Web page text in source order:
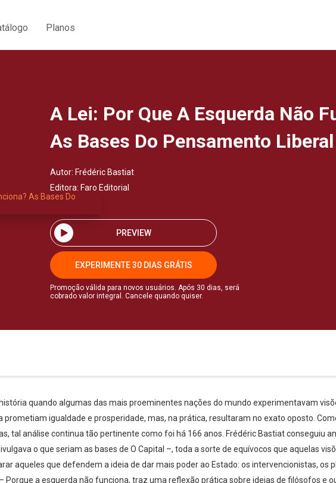
Planos
A Lei: Por Que A Esquerda Não
As Bases Do Pensamento Liberal
Autor: Frédéric Bastiat
Editora: Faro Editorial
PREVIEW
EXPERIMENTE 30 DIAS GRÁTIS
Promoção válida para novos usuários. Após 30 dias, será
cobrado valor integral. Cancele quando quiser.
quando algumas das mais proeminentes nações do mundo experimentavam
prometiam igualdade e prosperidade, mas, na prática, resultaram no exato oposto.
tal análise continua tão pertinente como foi há 166 anos. Frédéric Bastiat conseguiu
o que seriam as bases de O Capital –, toda a sorte de equívocos que aquelas
aqueles que defendem a ideia de dar mais poder ao Estado: os intervencionistas, os
Porque a esquerda não funciona, traz uma reflexão prática sobre ideias de filósofos e